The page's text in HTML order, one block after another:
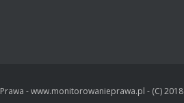
- www.monitorowanieprawa.pl - (C) 2018